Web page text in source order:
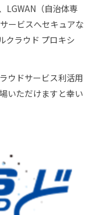
LGWAN（自治体専
ービスへセキュアな
クラウド プロキシ
ウドサービス利活用
いただけますと幸い